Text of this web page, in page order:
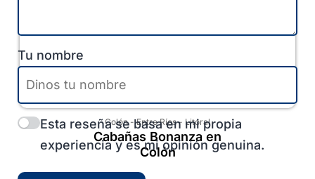
Colón-Entre Ríos- Litoral
Cabañas Bonanza en
Colón
Tu nombre
Esta reseña se basa en mi propia
experiencia y es mi opinión genuina.